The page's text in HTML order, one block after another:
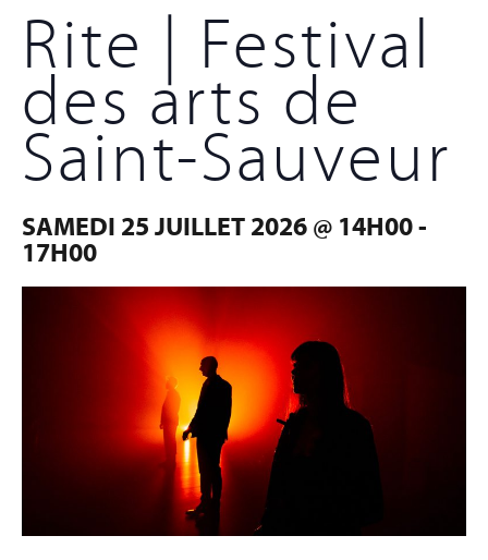
Rite | Festival
des arts de
Saint-Sauveur
SAMEDI 25 JUILLET 2026 @ 14H00-
17H00